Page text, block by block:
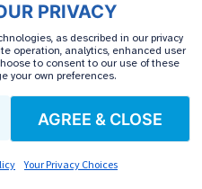
PRIVACY
as described in our privacy
operation, analytics, enhanced user
to consent to our use of these
your own preferences.
AGREE & CLOSE
Your Privacy Choices
trị
mạch toàn phần